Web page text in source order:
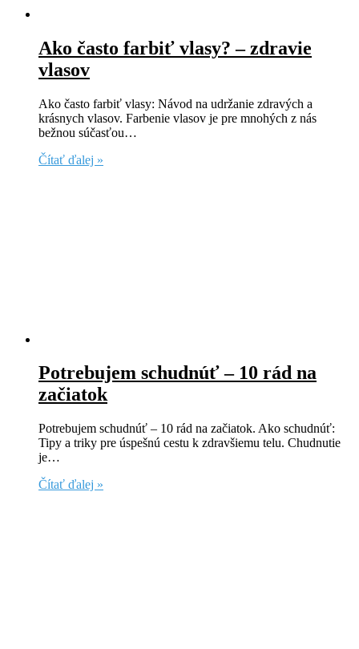
Ako často farbiť vlasy? – zdravie
vlasov
Ako často farbiť vlasy: Návod na udržanie zdravých a
krásnych vlasov. Farbenie vlasov je pre mnohých z nás
bežnou súčasťou…
Čítať ďalej »
Potrebujem schudnúť – 10 rád na
začiatok
Potrebujem schudnúť – 10 rád na začiatok. Ako schudnúť:
Tipy a triky pre úspešnú cestu k zdravšiemu telu. Chudnutie
je…
Čítať ďalej »